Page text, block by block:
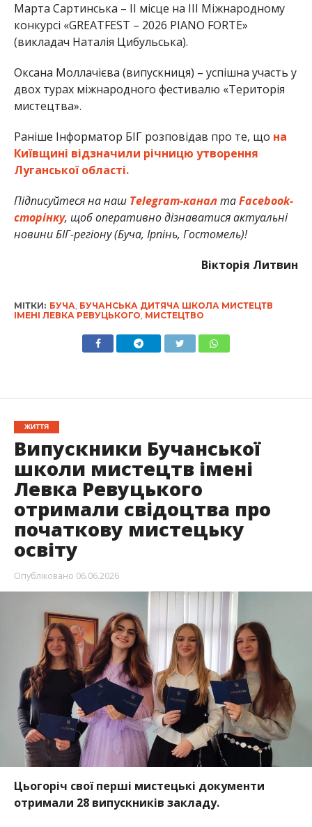
Марта Сартинська – ІІ місце на ІІІ Міжнародному
конкурсі «GREATFEST – 2026 PIANO FORTE»
(викладач Наталія Цибульська).
Оксана Моллачієва (випускниця) – успішна участь у
двох турах міжнародного фестивалю «Територія
мистецтва».
Раніше Інформатор БІГ розповідав про те, що на
Київщині відзначили річницю утворення
Луганської області.
Підписуйтеся на наш Telegram-каналтаFacebook-
сторінку, щоб оперативно дізнаватися актуальні
новини БІГ-регіону (Буча, Ірпінь, Гостомель)!
Вікторія Литвин
МІТКИ: БУЧА, БУЧАНСЬКА ДИТЯЧА ШКОЛА МИСТЕЦТВ
ІМЕНІ ЛЕВКА РЕВУЦЬКОГО, МИСТЕЦТВО
ЖИТТЯ
Випускники Бучанської
школи мистецтв імені
Левка Ревуцького
отримали свідоцтва про
початкову мистецьку
освіту
Опубліковано 06.06.2026
Цьогоріч свої перші мистецькі документи
отримали 28 випускників закладу.